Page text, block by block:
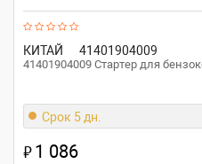
КИТАЙ 41401904009
41401904009 Стартер для
Срок 5 дн.
₽1 086